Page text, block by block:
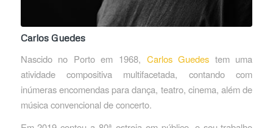
Carlos Guedes
Nascido no Porto em 1968, Carlos Guedes tem uma
atividade compositiva multifacetada, contando com
inúmeras encomendas para dança, teatro, cinema, além de
música convencional de concerto.